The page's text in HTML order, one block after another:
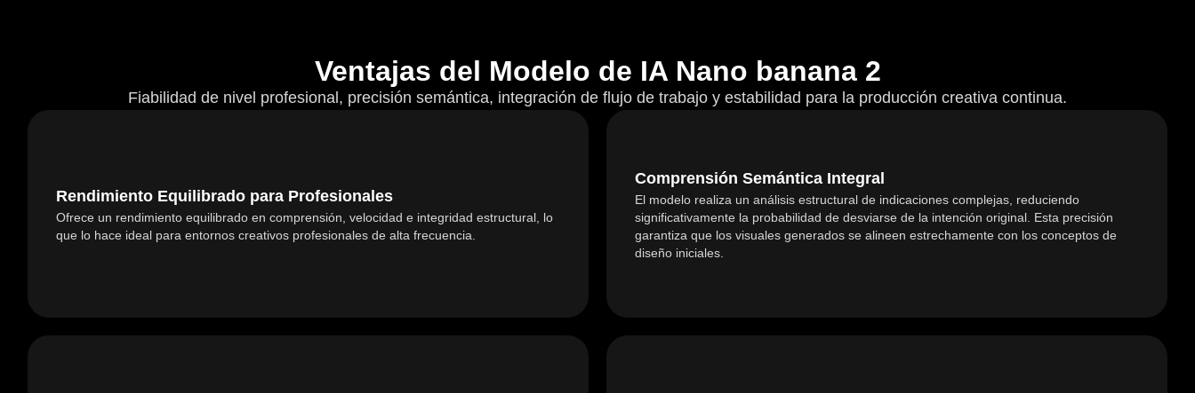
Ventajas del Modelo de IA Nano banana 2
Fiabilidad de nivel profesional, precisión semántica, integración de flujo de trabajo y estabilidad para la producción creativa continua.
Rendimiento Equilibrado para Profesionales
Ofrece un rendimiento equilibrado en comprensión, velocidad e integridad estructural, lo
que lo hace ideal para entornos creativos profesionales de alta frecuencia.
Comprensión Semántica Integral
El modelo realiza un análisis estructural de indicaciones complejas, reduciendo
significativamente la probabilidad de desviarse de la intención original. Esta precisión
garantiza que los visuales generados se alineen estrechamente con los conceptos de
diseño iniciales.